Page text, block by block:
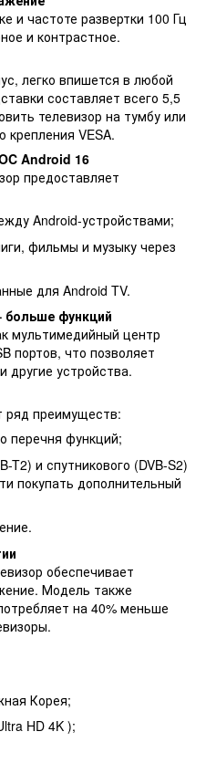
и частоте развертки 100 Гц
и контрастное.
легко впишется в любой
составляет всего 5,5
телевизор на тумбу или
крепления VESA.
Android 16
предоставляет
Android-устройствами;
фильмы и музыку через
для Android TV.
функций
мультимедийный центр
портов, что позволяет
другие устройства.
ряд преимуществ:
перечня функций;
и спутникового (DVB-S2)
покупать дополнительный
обеспечивает
Модель также
на 40% меньше
Корея;
HD 4K );